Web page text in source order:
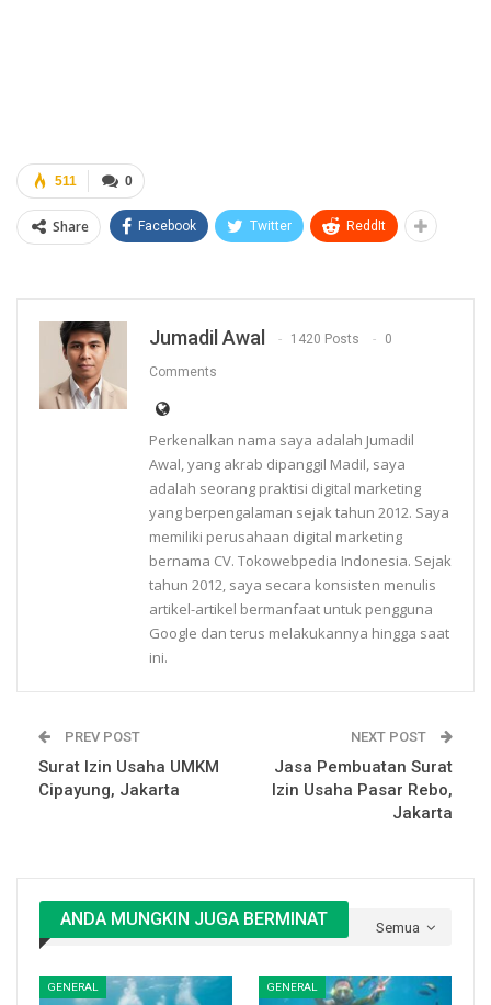
0
511
Share Facebook Twitter ReddIt
Jumadil Awal 1420 Posts 0
Comments
Perkenalkan nama saya adalah Jumadil
Awal, yang akrab dipanggil Madil, saya
adalah seorang praktisi digital marketing
yang berpengalaman sejak tahun 2012. Saya
memiliki perusahaan digital marketing
bernama CV. Tokowebpedia Indonesia. Sejak
tahun 2012, saya secara konsisten menulis
artikel-artikel bermanfaat untuk pengguna
Google dan terus melakukannya hingga saat
ini.
PREV POST
Surat Izin Usaha UMKM
Cipayung, Jakarta
NEXT POST
Jasa Pembuatan Surat
Izin Usaha Pasar Rebo,
Jakarta
Semua
ANDA MUNGKIN JUGA BERMINAT
GENERAL GENERAL